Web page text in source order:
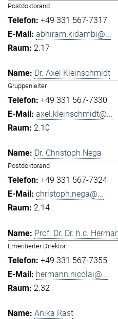
Postdoktorand
+49 331 567-7317
abhiram.kidambi@...
2.17
Dr. Axel Kleinschmidt
Gruppenleiter
+49 331 567-7330
axel.kleinschmidt@...
2.10
Dr. Christoph Nega
Postdoktorand
+49 331 567-7324
christoph.nega@...
2.14
Prof. Dr. Dr. h.c.
Emeritierter Direktor
+49 331 567-7355
hermann.nicolai@...
2.32
Anika Rast